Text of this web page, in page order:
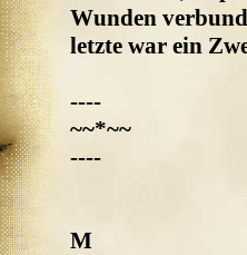
Wunden
letzte war ein
----
~~*~~
----
M